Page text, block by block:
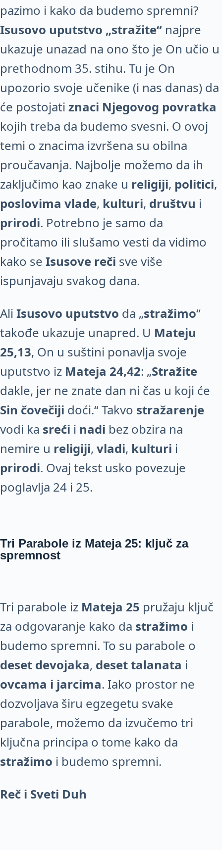
pazimo i kako da budemo spremni?
Isusovo uputstvo „stražite“ najpre
ukazuje unazad na ono što je On učio u
prethodnom 35. stihu. Tu je On
upozorio svoje učenike (i nas danas) da
će postojati znaci Njegovog povratka
kojih treba da budemo svesni. O ovoj
temi o znacima izvršena su obilna
proučavanja. Najbolje možemo da ih
zaključimo kao znake u religiji, politici,
poslovima vlade, kulturi, društvu i
prirodi. Potrebno je samo da
pročitamo ili slušamo vesti da vidimo
kako se Isusove reči sve više
ispunjavaju svakog dana.
Ali Isusovo uputstvo da „stražimo“
takođe ukazuje unapred. U Mateju
25,13, On u suštini ponavlja svoje
uputstvo iz Mateja 24,42: „Stražite
dakle, jer ne znate dan ni čas u koji će
Sin čovečiji doći.“ Takvo stražarenje
vodi ka sreći i nadi bez obzira na
nemire u religiji, vladi, kulturi i
prirodi. Ovaj tekst usko povezuje
poglavlja 24 i 25.
Tri Parabole iz Mateja 25: ključ za
spremnost
Tri parabole iz Mateja 25 pružaju ključ
za odgovaranje kako da stražimo i
budemo spremni. To su parabole o
deset devojaka, deset talanata i
ovcama i jarcima. Iako prostor ne
dozvoljava širu egzegetu svake
parabole, možemo da izvučemo tri
ključna principa o tome kako da
stražimo i budemo spremni.
Reč i Sveti Duh